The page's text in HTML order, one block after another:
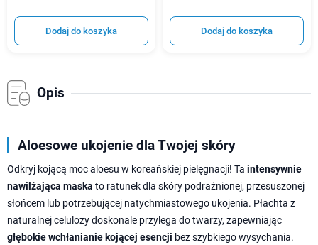
Dodaj do koszyka Dodaj do koszyka
Opis
Aloesowe ukojenie dla Twojej skóry
Odkryj kojącą moc aloesu w koreańskiej pielęgnacji! Ta intensywnie
nawilżająca maska to ratunek dla skóry podrażnionej, przesuszonej
słońcem lub potrzebującej natychmiastowego ukojenia. Płachta z
naturalnej celulozy doskonale przylega do twarzy, zapewniając
głębokie wchłanianie kojącej esencji bez szybkiego wysychania.